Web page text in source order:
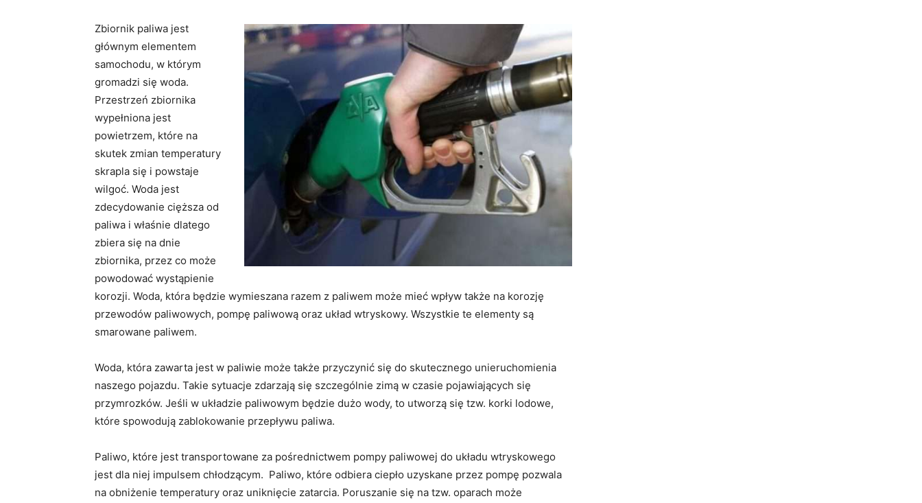
Zbiornik paliwa jest
głównym elementem
samochodu, w którym
gromadzi się woda.
Przestrzeń zbiornika
wypełniona jest
powietrzem, które na
skutek zmian temperatury
skrapla się i powstaje
wilgoć. Woda jest
zdecydowanie cięższa od
paliwa i właśnie dlatego
zbiera się na dnie
zbiornika, przez co może
powodować wystąpienie
korozji. Woda, która będzie wymieszana razem z paliwem może mieć wpływ także na korozję
przewodów paliwowych, pompę paliwową oraz układ wtryskowy. Wszystkie te elementy są
smarowane paliwem.
Woda, która zawarta jest w paliwie może także przyczynić się do skutecznego unieruchomienia
naszego pojazdu. Takie sytuacje zdarzają się szczególnie zimą w czasie pojawiających się
przymrozków. Jeśli w układzie paliwowym będzie dużo wody, to utworzą się tzw. korki lodowe,
które spowodują zablokowanie przepływu paliwa.
Paliwo, które jest transportowane za pośrednictwem pompy paliwowej do układu wtryskowego
jest dla niej impulsem chłodzącym. Paliwo, które odbiera ciepło uzyskane przez pompę pozwala
na obniżenie temperatury oraz uniknięcie zatarcia. Poruszanie się na tzw. oparach może